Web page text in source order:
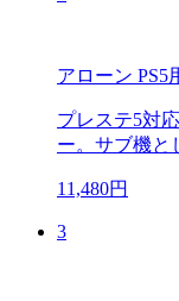
アローン PS5
プレステ5対
ー。サブ機と
11,480円
3